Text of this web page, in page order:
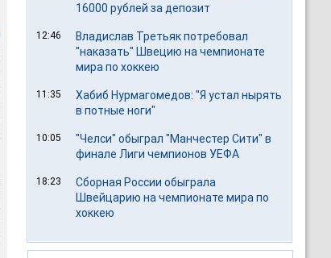
16000 рублей за депозит
12:46
Владислав Третьяк потребовал
"наказать" Швецию на чемпионате
мира по хоккею
11:35
Хабиб Нурмагомедов: "Я устал нырять
в потные ноги"
10:05
"Челси" обыграл "Манчестер Сити" в
финале Лиги чемпионов УЕФА
18:23
Сборная России обыграла
Швейцарию на чемпионате мира по
хоккею